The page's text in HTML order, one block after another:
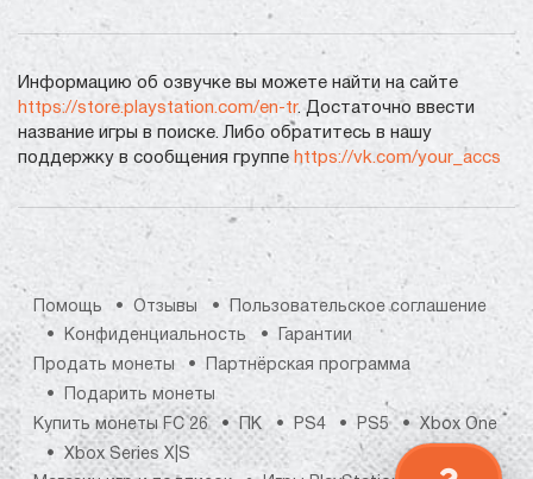
Информацию об озвучке вы можете найти на сайте
https://store.playstation.com/en-tr. Достаточно ввести
название игры в поиске. Либо обратитесь в нашу
поддержку в сообщения группе https://vk.com/your_accs
Помощь Отзывы
Пользовательское соглашение
Конфиденциальность
Гарантии
Продать монеты
Партнёрская программа
Подарить монеты
Купить монеты FC 26
ПК PS4 PS5
Xbox One
Xbox Series X|S